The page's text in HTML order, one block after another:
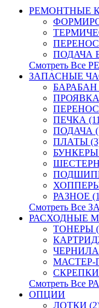
РЕМОНТНЫЕ
ПОДАЧА
Смотреть
ЗАПАСНЫЕ
БАРАБАН
ПРОЯВКА
ПЕРЕНОС
ПЕЧКА
ПОДАЧА
ПЛАТЫ
БУНКЕРЫ
РАЗНОЕ
Смотреть Все
РАСХОДНЫЕ
ТОНЕРЫ
ЧЕРНИЛА
МАСТЕР-
СКРЕПКИ
Смотреть
ОПЦИИ
ЛОТКИ